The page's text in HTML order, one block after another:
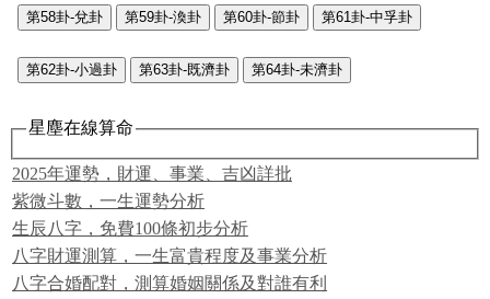
第58卦-兌卦 第59卦-渙卦 第60卦-節卦 第61卦-中孚卦
第62卦-小過卦 第63卦-既濟卦 第64卦-未濟卦
星塵在線算命
2025年運勢，財運、事業、吉凶詳批
紫微斗數，一生運勢分析
生辰八字，免費100條初步分析
八字財運測算，一生富貴程度及事業分析
八字合婚配對，測算婚姻關係及對誰有利